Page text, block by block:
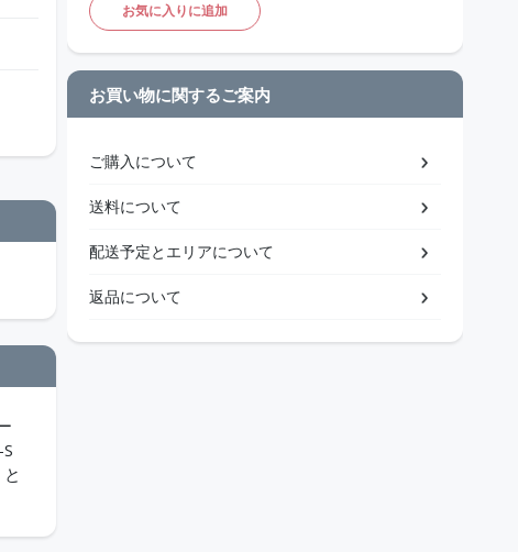
お気に入りに追加
お買い物に関するご案内
ご購入について
送料について
配送予定とエリアについて
返品について